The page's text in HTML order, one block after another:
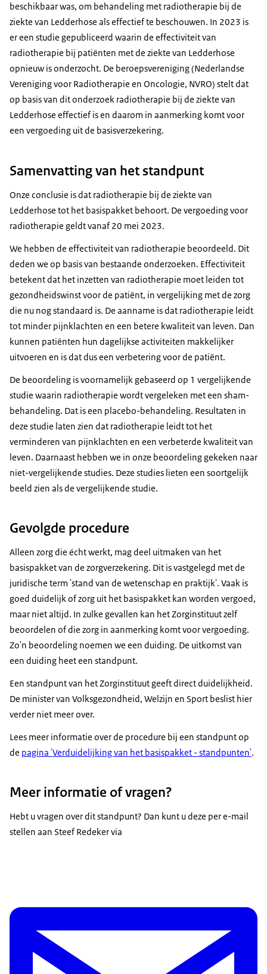
beschikbaar was, om behandeling met radiotherapie bij de
ziekte van Ledderhose als effectief te beschouwen. In 2023 is
er een studie gepubliceerd waarin de effectiviteit van
radiotherapie bij patiënten met de ziekte van Ledderhose
opnieuw is onderzocht. De beroepsvereniging (Nederlandse
Vereniging voor Radiotherapie en Oncologie, NVRO) stelt dat
op basis van dit onderzoek radiotherapie bij de ziekte van
Ledderhose effectief is en daarom in aanmerking komt voor
een vergoeding uit de basisverzekering.
Samenvatting van het standpunt
Onze conclusie is dat radiotherapie bij de ziekte van
Ledderhose tot het basispakket behoort. De vergoeding voor
radiotherapie geldt vanaf 20 mei 2023.
We hebben de effectiviteit van radiotherapie beoordeeld. Dit
deden we op basis van bestaande onderzoeken. Effectiviteit
betekent dat het inzetten van radiotherapie moet leiden tot
gezondheidswinst voor de patiënt, in vergelijking met de zorg
die nu nog standaard is. De aanname is dat radiotherapie leidt
tot minder pijnklachten en een betere kwaliteit van leven. Dan
kunnen patiënten hun dagelijkse activiteiten makkelijker
uitvoeren en is dat dus een verbetering voor de patiënt.
De beoordeling is voornamelijk gebaseerd op 1 vergelijkende
studie waarin radiotherapie wordt vergeleken met een sham-
behandeling. Dat is een placebo-behandeling. Resultaten in
deze studie laten zien dat radiotherapie leidt tot het
verminderen van pijnklachten en een verbeterde kwaliteit van
leven. Daarnaast hebben we in onze beoordeling gekeken naar
niet-vergelijkende studies. Deze studies lieten een soortgelijk
beeld zien als de vergelijkende studie.
Gevolgde procedure
Alleen zorg die écht werkt, mag deel uitmaken van het
basispakket van de zorgverzekering. Dit is vastgelegd met de
juridische term 'stand van de wetenschap en praktijk'. Vaak is
goed duidelijk of zorg uit het basispakket kan worden vergoed,
maar niet altijd. In zulke gevallen kan het Zorginstituut zelf
beoordelen of die zorg in aanmerking komt voor vergoeding.
Zo'n beoordeling noemen we een duiding. De uitkomst van
een duiding heet een standpunt.
Een standpunt van het Zorginstituut geeft direct duidelijkheid.
De minister van Volksgezondheid, Welzijn en Sport beslist hier
verder niet meer over.
Lees meer informatie over de procedure bij een standpunt op
de pagina 'Verduidelijking van het basispakket - standpunten'.
Meer informatie of vragen?
Hebt u vragen over dit standpunt? Dan kunt u deze per e-mail
stellen aan Steef Redeker via